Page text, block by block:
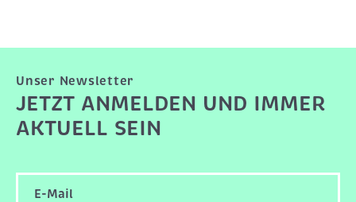
Unser Newsletter
JETZT ANMELDEN UND IMMER
AKTUELL SEIN